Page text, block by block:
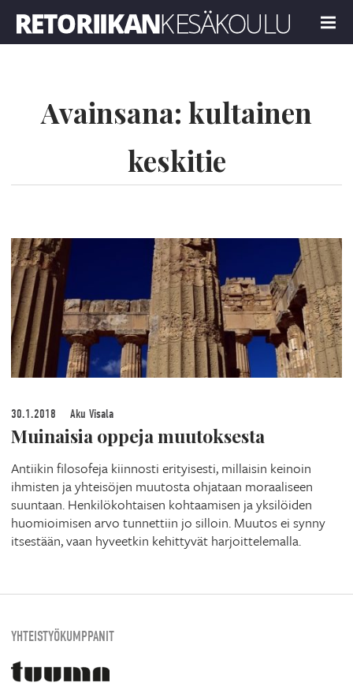
MENU
Avainsana: kultainen
keskitie
30.1.2018 Aku Visala
Muinaisia oppeja muutoksesta
Antiikin filosofeja kiinnosti erityisesti, millaisin keinoin
ihmisten ja yhteisöjen muutosta ohjataan moraaliseen
suuntaan. Henkilökohtaisen kohtaamisen ja yksilöiden
huomioimisen arvo tunnettiin jo silloin. Muutos ei synny
itsestään, vaan hyveetkin kehittyvät harjoittelemalla.
YHTEISTYÖKUMPPANIT